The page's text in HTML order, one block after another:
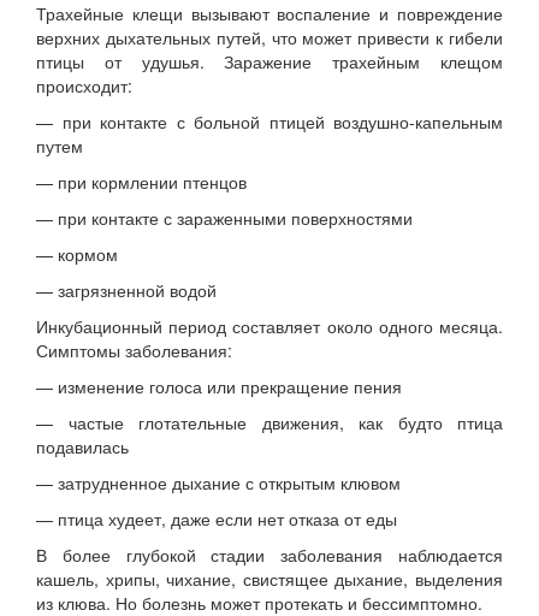
Трахейные клещи вызывают воспаление и повреждение
верхних дыхательных путей, что может привести к гибели
птицы от удушья. Заражение трахейным клещом
происходит:
— при контакте с больной птицей воздушно-капельным
путем
— при кормлении птенцов
— при контакте с зараженными поверхностями
— кормом
— загрязненной водой
Инкубационный период составляет около одного месяца.
Симптомы заболевания:
— изменение голоса или прекращение пения
— частые глотательные движения, как будто птица
подавилась
— затрудненное дыхание с открытым клювом
— птица худеет, даже если нет отказа от еды
В более глубокой стадии заболевания наблюдается
кашель, хрипы, чихание, свистящее дыхание, выделения
из клюва. Но болезнь может протекать и бессимптомно.